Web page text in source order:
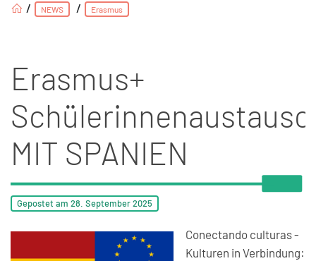
/ NEWS / Erasmus
Erasmus+
MIT SPANIEN
Gepostet am 28. September2025
Conectando culturas -
Kulturen in Verbindung: